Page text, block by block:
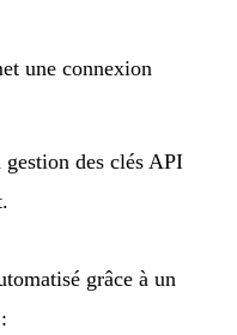
une connexion
des clés API
grâce à un